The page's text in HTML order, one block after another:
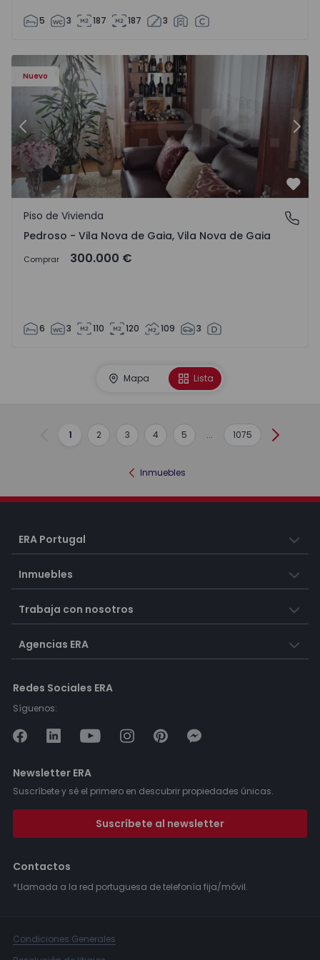
5 3 187 187 3
Nuevo
- 1575635 - 12
Piso de Vivienda T6 Vila Nova de Gaia, Pedroso e
Anterior
Pedroso - Vila Nova de Gaia, Vila Nova de Gaia
Piso de Vivienda
Pedroso - Vila Nova de Gaia, Vila Nova de Gaia
Comprar 300.000 €
6 3 110 120 109 3
Mapa Lista
Anterior
1 2 3 4 5 ... 1075
Inmuebles
ERA Portugal
Inmuebles
Trabaja con nosotros
Agencias ERA
Redes Sociales ERA
Síguenos:
Newsletter ERA
Suscríbete y sé el primero en descubrir propiedades únicas.
Suscríbete al newsletter
Contactos
*Llamada a la red portuguesa de telefonía fija/móvil.
Condiciones Generales